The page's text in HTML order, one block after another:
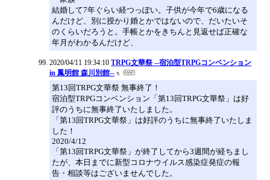
結婚して7年ぐらい経つっぽい。子供が今年で6歳になる
んだけど、別に授かり婚とかではないので、だいたいそ
のくらいだろうと。手帳とかをきちんと見返せば正確な
年月がわかるんだけど、
2020/04/11 19:34:10 TRPG文華祭 --宿泊型TRPGコンベンション
in 鳳明館 森川別館--
第13回TRPG文華祭 無事終了！
宿泊型TRPGコンベンション「第13回TRPG文華祭」は好
評のうちに無事終了いたしました。
「第13回TRPG文華祭」は好評のうちに無事終了いたしま
した！
2020/4/12
「第13回TRPG文華祭」が終了してから3週間が経ちまし
たが、本日までに新型コロナウイルス感染症発症の報
告・相談等はございませんでした。